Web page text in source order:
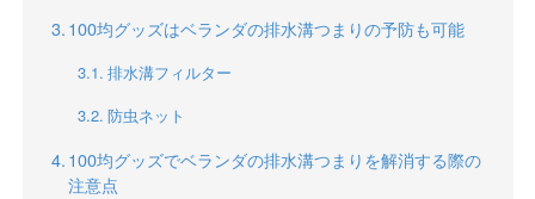
100均グッズはベランダの排水溝つまりの予防も可能
排水溝フィルター
防虫ネット
100均グッズでベランダの排水溝つまりを解消する際の
注意点